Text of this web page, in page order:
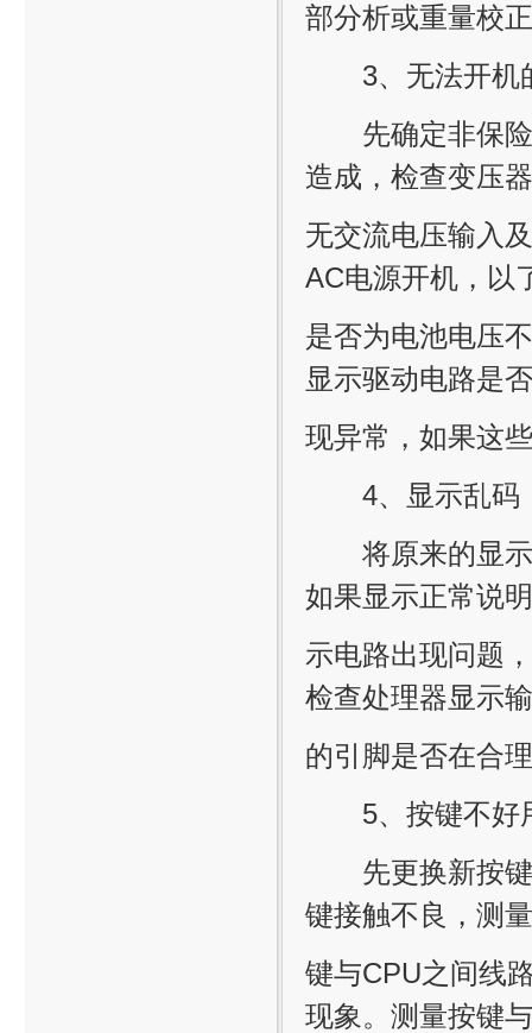
部分析或重量校
3、无法开机
先确定非保险
造成，检查变压
无交流电压输入
AC电源开机，以
是否为电池电压
显示驱动电路是
现异常，如果这
4、显示乱码
将原来的显示
如果显示正常说
示电路出现问题
检查处理器显示
的引脚是否在合
5、按键不好
先更换新按键
键接触不良，测
键与CPU之间线
现象。测量按键